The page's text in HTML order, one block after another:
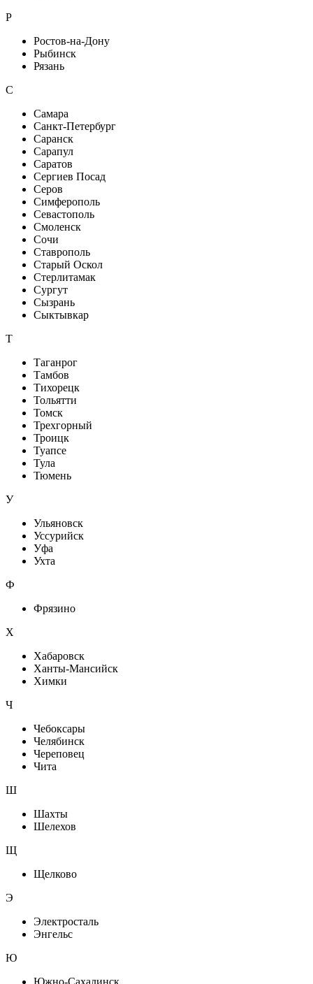
Р
Ростов-на-Дону
Рыбинск
Рязань
С
Самара
Санкт-Петербург
Саранск
Сарапул
Саратов
Сергиев Посад
Серов
Симферополь
Севастополь
Смоленск
Сочи
Ставрополь
Старый Оскол
Стерлитамак
Сургут
Сызрань
Сыктывкар
Т
Таганрог
Тамбов
Тихорецк
Тольятти
Томск
Трехгорный
Троицк
Туапсе
Тула
Тюмень
У
Ульяновск
Уссурийск
Уфа
Ухта
Ф
Фрязино
Х
Хабаровск
Ханты-Мансийск
Химки
Ч
Чебоксары
Челябинск
Череповец
Чита
Ш
Шахты
Шелехов
Щ
Щелково
Э
Электросталь
Энгельс
Ю
Южно-Сахалинск